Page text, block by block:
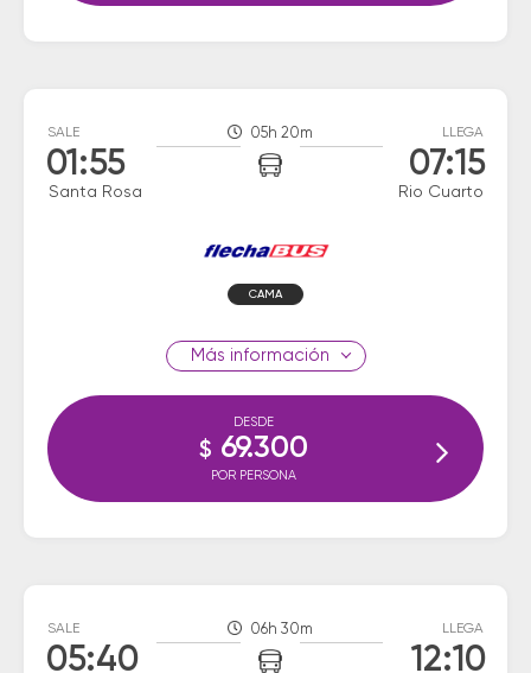
SALE
01:55
Santa Rosa
05h 20m LLEGA
07:15
Rio Cuarto
CAMA
información
DESDE
$ 69.300
POR PERSONA
SALE
05:40
06h 30m LLEGA
12:10